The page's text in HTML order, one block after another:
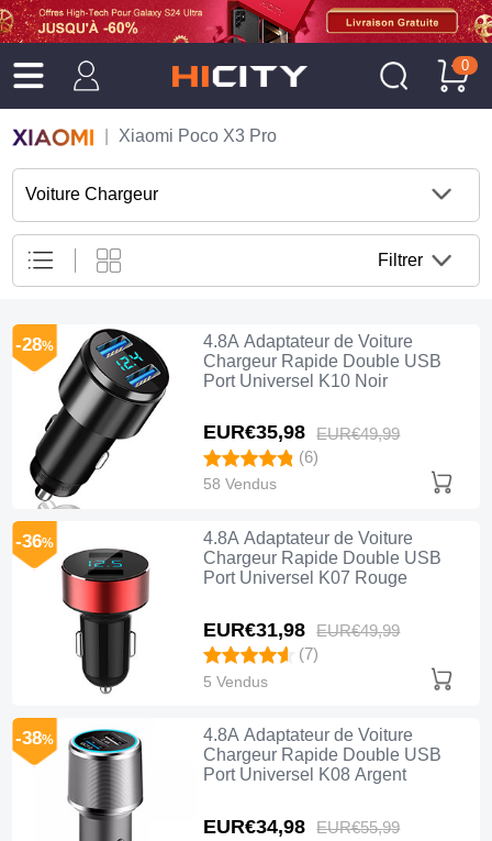
0
Xiaomi Poco X3 Pro
Voiture Chargeur
Filtrer
4.8A Adaptateur de Voiture
Chargeur Rapide Double USB
Port Universel K10 Noir
EUR€35,98 EUR€49,99
-28%
(6)
58 Vendus
4.8A Adaptateur de Voiture
Chargeur Rapide Double USB
Port Universel K07 Rouge
EUR€31,98 EUR€49,99
-36%
(7)
5 Vendus
4.8A Adaptateur de Voiture
Chargeur Rapide Double USB
Port Universel K08 Argent
EUR€34,98 EUR€55,99
-38%